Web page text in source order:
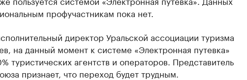
профучастникам пока нет.
директор Уральской ассоциации туризма
на данный момент к системе «Электронная путевка»
туристических агентств и операторов. Представитель
признает, что переход будет трудным.